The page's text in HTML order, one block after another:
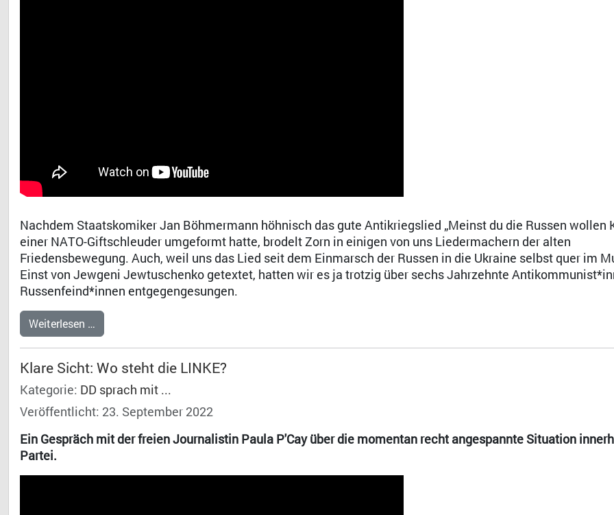
Nachdem Staatskomiker Jan Böhmermann höhnisch das gute Antikriegslied „Meinst du die Russen wollen
einer NATO-Giftschleuder umgeformt hatte, brodelt Zorn in einigen von uns Liedermachern der alten
Friedensbewegung. Auch, weil uns das Lied seit dem Einmarsch der Russen in die Ukraine selbst quer im
Einst von Jewgeni Jewtuschenko getextet, hatten wir es ja trotzig über sechs Jahrzehnte
Russenfeind*innen entgegengesungen.
Weiterlesen …
Klare Sicht: Wo steht die LINKE?
Kategorie: DD sprach mit ...
Veröffentlicht: 23. September 2022
Ein Gespräch mit der freien Journalistin Paula P'Cay über die momentan recht angespannte Situation
Partei.